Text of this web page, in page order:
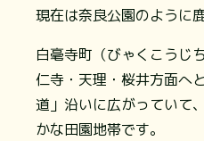
現在は奈良公園のように
白毫寺町（びゃくこうじ
仁寺・天理・桜井方面へ
道」沿いに広がっていて
かな田園地帯です。